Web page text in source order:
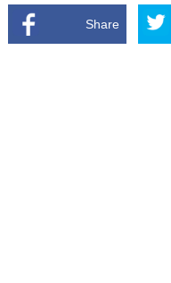
Share